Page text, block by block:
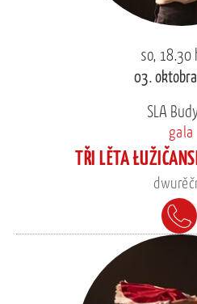
so, 18.30
03.
SLA
gala
TŘI LĚTA